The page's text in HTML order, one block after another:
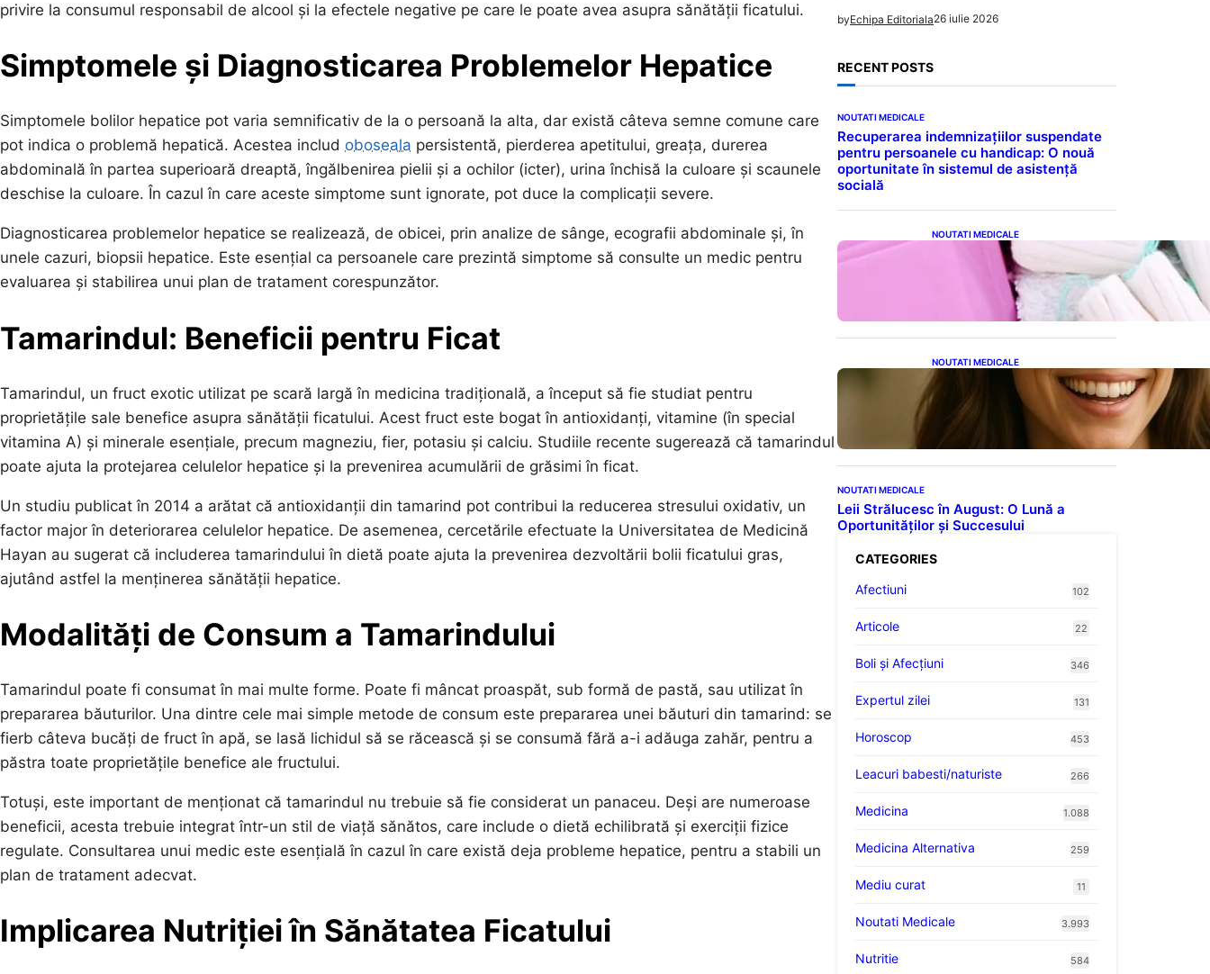
privire la consumul responsabil de alcool și la efectele negative pe care le poate avea asupra sănătății ficatului.
Simptomele și Diagnosticarea Problemelor Hepatice
Simptomele bolilor hepatice pot varia semnificativ de la o persoană la alta, dar există câteva semne comune care
pot indica o problemă hepatică. Acestea includ oboseala persistentă, pierderea apetitului, greața, durerea
abdominală în partea superioară dreaptă, îngălbenirea pielii și a ochilor (icter), urina închisă la culoare și scaunele
deschise la culoare. În cazul în care aceste simptome sunt ignorate, pot duce la complicații severe.
Diagnosticarea problemelor hepatice se realizează, de obicei, prin analize de sânge, ecografii abdominale și, în
unele cazuri, biopsii hepatice. Este esențial ca persoanele care prezintă simptome să consulte un medic pentru
evaluarea și stabilirea unui plan de tratament corespunzător.
Tamarindul: Beneficii pentru Ficat
Tamarindul, un fruct exotic utilizat pe scară largă în medicina tradițională, a început să fie studiat pentru
proprietățile sale benefice asupra sănătății ficatului. Acest fruct este bogat în antioxidanți, vitamine (în special
vitamina A) și minerale esențiale, precum magneziu, fier, potasiu și calciu. Studiile recente sugerează că tamarindul
poate ajuta la protejarea celulelor hepatice și la prevenirea acumulării de grăsimi în ficat.
Un studiu publicat în 2014 a arătat că antioxidanții din tamarind pot contribui la reducerea stresului oxidativ, un
factor major în deteriorarea celulelor hepatice. De asemenea, cercetările efectuate la Universitatea de Medicină
Hayan au sugerat că includerea tamarindului în dietă poate ajuta la prevenirea dezvoltării bolii ficatului gras,
ajutând astfel la menținerea sănătății hepatice.
Modalități de Consum a Tamarindului
Tamarindul poate fi consumat în mai multe forme. Poate fi mâncat proaspăt, sub formă de pastă, sau utilizat în
prepararea băuturilor. Una dintre cele mai simple metode de consum este prepararea unei băuturi din tamarind: se
fierb câteva bucăți de fruct în apă, se lasă lichidul să se răcească și se consumă fără a-i adăuga zahăr, pentru a
păstra toate proprietățile benefice ale fructului.
Totuși, este important de menționat că tamarindul nu trebuie să fie considerat un panaceu. Deși are numeroase
beneficii, acesta trebuie integrat într-un stil de viață sănătos, care include o dietă echilibrată și exerciții fizice
regulate. Consultarea unui medic este esențială în cazul în care există deja probleme hepatice, pentru a stabili un
plan de tratament adecvat.
Implicarea Nutriției în Sănătatea Ficatului
byEchipa Editoriala26 iulie 2026
RECENT POSTS
NOUTATI MEDICALE
Recuperarea indemnizațiilor suspendate
pentru persoanele cu handicap: O nouă
oportunitate în sistemul de asistență
socială
NOUTATI MEDICALE
Tampoanele menstruale: O
analiză profundă a riscurilor
legate de metale toxice
NOUTATI MEDICALE
Ceaiul – Băutura care
protejează inima:
Descoperiri recente despre
beneficiile consumului zilnic
NOUTATI MEDICALE
Leii Strălucesc în August: O Lună a
Oportunităților și Succesului
CATEGORIES
Afectiuni
102
Articole 22
Boli și Afecțiuni 346
Expertul zilei 131
Horoscop 453
Leacuri babesti/naturiste 266
Medicina 1.088
Medicina Alternativa 259
Mediu curat 11
Noutati Medicale 3.993
Nutritie 584